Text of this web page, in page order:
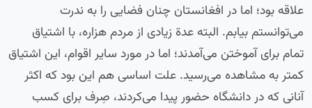
علاقه بود؛ اما در افغانستان چنان فضایی را به ندرت
می‌توانستم بیابم. البته عدة زیادی از مردم هزاره، با اشتیاق
تمام برای آموختن می‌آمدند؛ اما در مورد سایر اقوام، این اشتیاق
کمتر به مشاهده می‌رسید. علت اساسی هم این بود که اکثر
آنانی که در دانشگاه حضور پیدا می‌کردند، صِرف برای کسب